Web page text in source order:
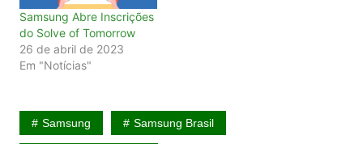
Samsung Abre Inscrições
do Solve of Tomorrow
26 de abril de 2023
Em "Notícias"
Samsung Samsung Brasil